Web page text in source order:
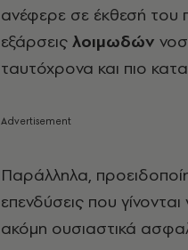
ανέφερε σε έκθεσή του
εξάρσεις λοιμωδών
ταυτόχρονα και πιο
Παράλληλα,
επενδύσεις που
ακόμη ουσιαστικά